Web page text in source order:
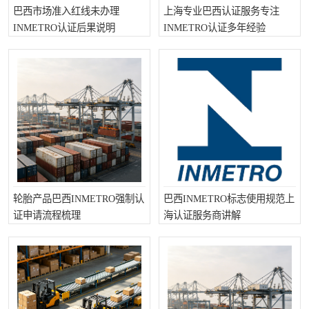
巴西市场准入红线未办理
INMETRO认证后果说明
上海专业巴西认证服务专注
INMETRO认证多年经验
轮胎产品巴西INMETRO强制认
证申请流程梳理
巴西INMETRO标志使用规范上
海认证服务商讲解